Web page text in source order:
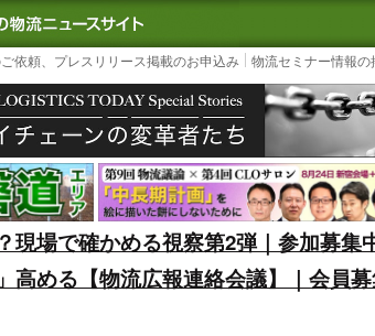
TODAY｜国内最大の物流ニュースサイト
3PL, SCMなど
依頼、プレスリリース掲載のお申込み 物流セミナー情報の
現場で確かめる視察第2弾｜参加募集
高める【物流広報連絡会議】｜会員